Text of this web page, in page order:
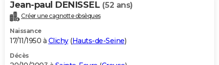
Jean-paul DENISSEL (52 ans)
Créer une cagnotte obsèques
Naissance
17/11/1950 à Clichy(Hauts-de-Seine)
Décès